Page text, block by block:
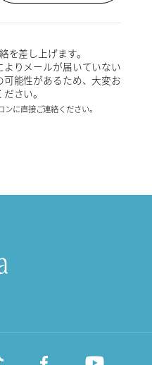
を差し上げます。
りメールが届いていない
能性があるため、大変お
さい。
に直接ご連絡ください。